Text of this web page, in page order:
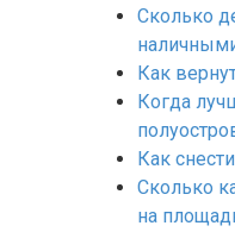
Сколько
Как
Когда
Как
Сколько
на